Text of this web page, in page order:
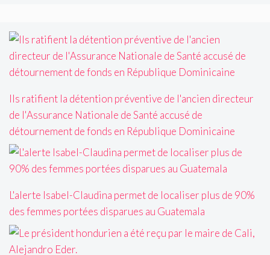
Ils ratifient la détention préventive de l'ancien directeur
de l'Assurance Nationale de Santé accusé de
détournement de fonds en République Dominicaine
L'alerte Isabel-Claudina permet de localiser plus de 90%
des femmes portées disparues au Guatemala